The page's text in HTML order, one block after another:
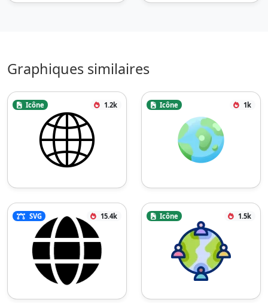
Graphiques similaires
Icône 1.2k Icône 1k
SVG 15.4k Icône 1.5k